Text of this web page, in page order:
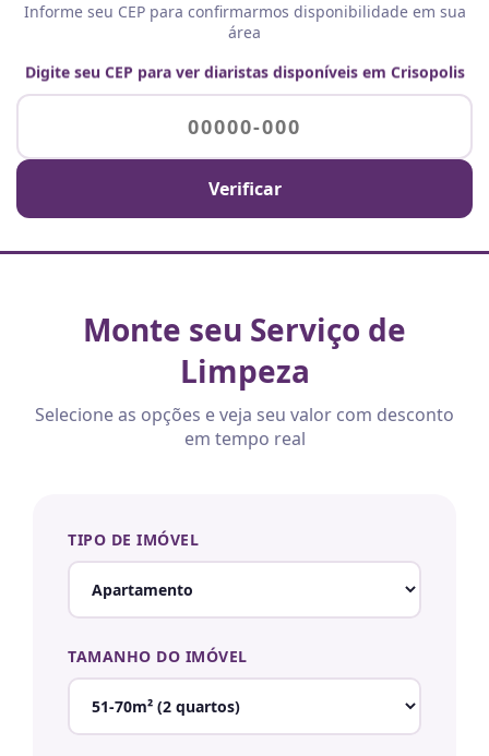
Informe seu CEP para confirmarmos disponibilidade em sua
área
Digite seu CEP para ver diaristas disponíveis em Crisopolis
Verificar
Monte seu Serviço de
Limpeza
Selecione as opções e veja seu valor com desconto
em tempo real
TIPO DE IMÓVEL
TAMANHO DO IMÓVEL